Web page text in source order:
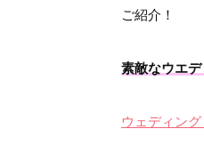
ご紹介！
素敵なウエデ
ウェディン